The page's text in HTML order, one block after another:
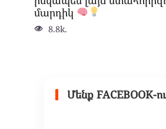
մարդիկ
8.8k.
Մենք FACEBOOK-